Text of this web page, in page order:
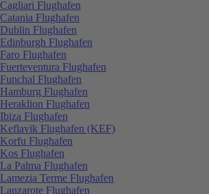
Cagliari Flughafen
Catania Flughafen
Dublin Flughafen
Edinburgh Flughafen
Faro Flughafen
Fuerteventura Flughafen
Funchal Flughafen
Hamburg Flughafen
Heraklion Flughafen
Ibiza Flughafen
Keflavik Flughafen (KEF)
Korfu Flughafen
Kos Flughafen
La Palma Flughafen
Lamezia Terme Flughafen
Lanzarote Flughafen